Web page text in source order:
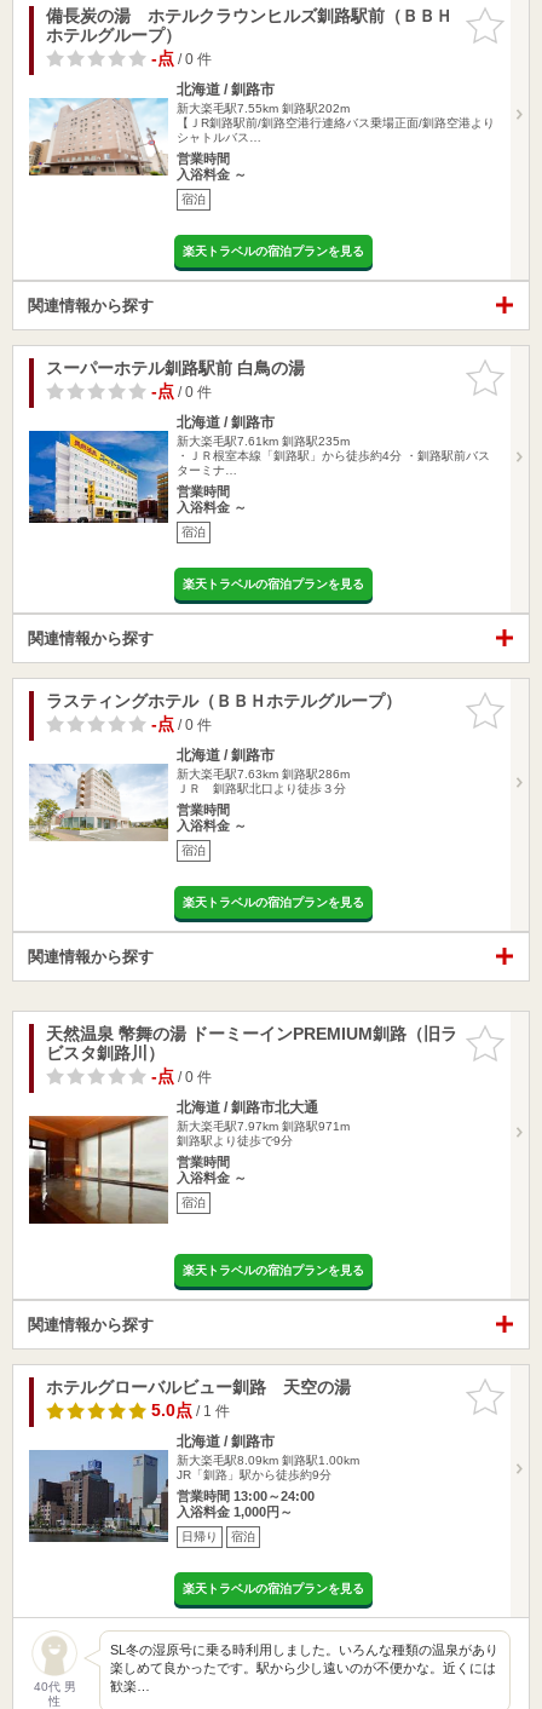
お気に入
りに追加
備長炭の湯 ホテルクラウンヒルズ釧路駅前（ＢＢＨ
ホテルグループ）
-点/ 0 件
北海道 / 釧路市
新大楽毛駅7.55km 釧路駅202m
【ＪR釧路駅前/釧路空港行連絡バス乗場正面/釧路空港より
シャトルバス…
営業時間
入浴料金 ～
宿泊
楽天トラベルの宿泊プランを見る
関連情報から探す
お気に入
りに追加
スーパーホテル釧路駅前 白鳥の湯
-点/ 0 件
北海道 / 釧路市
新大楽毛駅7.61km 釧路駅235m
・ＪＲ根室本線「釧路駅」から徒歩約4分 ・釧路駅前バス
ターミナ…
営業時間
入浴料金 ～
宿泊
楽天トラベルの宿泊プランを見る
関連情報から探す
お気に入
りに追加
ラスティングホテル（ＢＢＨホテルグループ）
-点/ 0 件
北海道 / 釧路市
新大楽毛駅7.63km 釧路駅286m
ＪＲ 釧路駅北口より徒歩３分
営業時間
入浴料金 ～
宿泊
楽天トラベルの宿泊プランを見る
関連情報から探す
お気に入
りに追加
天然温泉 幣舞の湯 ドーミーインPREMIUM釧路（旧ラ
ビスタ釧路川）
-点/ 0 件
北海道 / 釧路市北大通
新大楽毛駅7.97km 釧路駅971m
釧路駅より徒歩で9分
営業時間
入浴料金 ～
宿泊
楽天トラベルの宿泊プランを見る
関連情報から探す
お気に入
りに追加
ホテルグローバルビュー釧路 天空の湯
5.0点/ 1 件
北海道 / 釧路市
新大楽毛駅8.09km 釧路駅1.00km
JR「釧路」駅から徒歩約9分
営業時間 13:00～24:00
入浴料金 1,000円～
日帰り 宿泊
楽天トラベルの宿泊プランを見る
40代 男
性
SL冬の湿原号に乗る時利用しました。いろんな種類の温泉があり
楽しめて良かったです。駅から少し遠いのが不便かな。近くには
歓楽…